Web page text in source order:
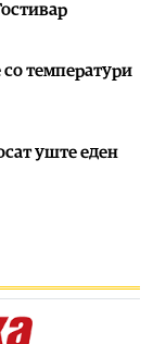
температури
уште еден
спремен за